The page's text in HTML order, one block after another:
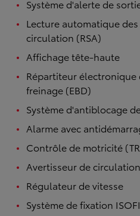
Système d'alerte de
Lecture automatique
circulation (RSA)
Affichage tête-haute
Répartiteur électronique
freinage (EBD)
Système d'antiblocage
Alarme avec
Contrôle de motricité
Avertisseur de
Régulateur de vitesse
Système de fixation